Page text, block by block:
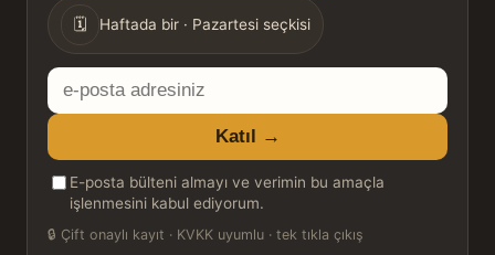
🗓 Haftada bir · Pazartesi seçkisi
E-
posta
adresiniz
Katıl →
E-posta bülteni almayı ve verimin bu amaçla
işlenmesini kabul ediyorum.
🔒 Çift onaylı kayıt · KVKK uyumlu · tek tıkla çıkış